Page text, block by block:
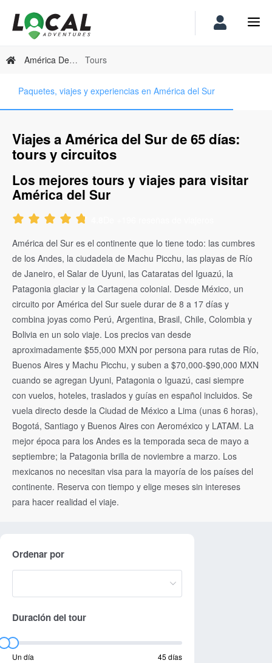
América Del Sur Tours
Paquetes, viajes y experiencias en América del Sur
Viajes a América del Sur de 65 días:
tours y circuitos
Los mejores tours y viajes para visitar
América del Sur
América del Sur es el continente que lo tiene todo: las cumbres
de los Andes, la ciudadela de Machu Picchu, las playas de Río
de Janeiro, el Salar de Uyuni, las Cataratas del Iguazú, la
Patagonia glaciar y la Cartagena colonial. Desde México, un
circuito por América del Sur suele durar de 8 a 17 días y
combina joyas como Perú, Argentina, Brasil, Chile, Colombia y
Bolivia en un solo viaje. Los precios van desde
aproximadamente $55,000 MXN por persona para rutas de Río,
Buenos Aires y Machu Picchu, y suben a $70,000-$90,000 MXN
cuando se agregan Uyuni, Patagonia o Iguazú, casi siempre
con vuelos, hoteles, traslados y guías en español incluidos. Se
vuela directo desde la Ciudad de México a Lima (unas 6 horas),
Bogotá, Santiago y Buenos Aires con Aeroméxico y LATAM. La
mejor época para los Andes es la temporada seca de mayo a
septiembre; la Patagonia brilla de noviembre a marzo. Los
mexicanos no necesitan visa para la mayoría de los países del
continente. Reserva con tiempo y elige meses sin intereses
para hacer realidad el viaje.
Ordenar por
Duración del tour
Un día 45 días